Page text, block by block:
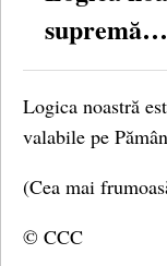
supremă…
Logica noastră
valabile pe
(Cea mai
© CCC